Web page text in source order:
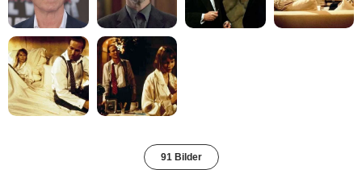
91 Bilder